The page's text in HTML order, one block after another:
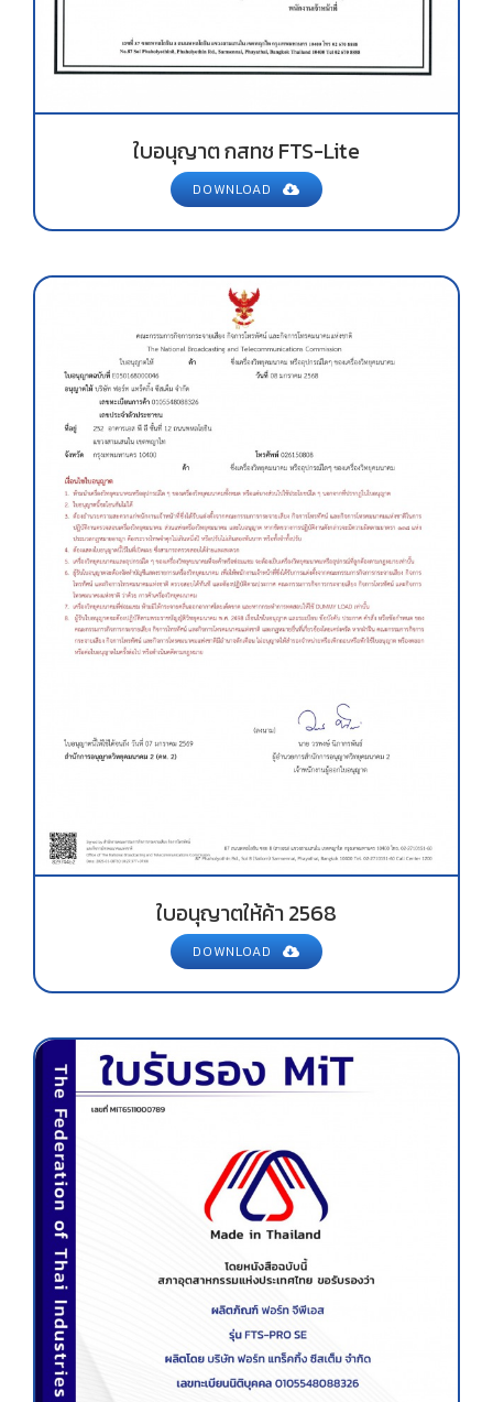
ใบอนุญาต กสทช FTS-Lite
DOWNLOAD
ใบอนุญาตให้ค้า 2568
DOWNLOAD